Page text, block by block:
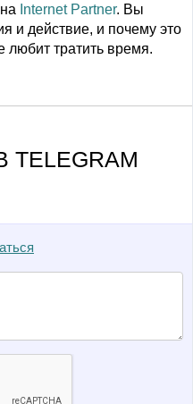
Internet Partner. Вы
и действие, и почему это
любит тратить время.